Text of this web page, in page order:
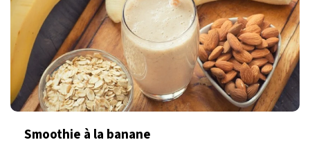
Smoothie à la banane